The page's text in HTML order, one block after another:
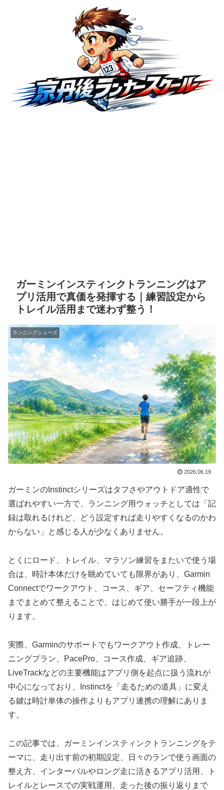
ガーミンインスティンクトランニングはア
プリ活用で真価を発揮する｜練習設定から
トレイル活用まで迷わず整う！
ランニングシューズ
2026.06.19
ガーミンのInstinctシリーズはタフさやアウトドア適性で
選ばれやすい一方で、ランニング用ウォッチとしては「記
録は取れるけれど、どう設定すれば走りやすくなるのかわ
からない」と感じる人が少なくありません。
とくにロード、トレイル、マラソン練習をまたいで使う場
合は、時計本体だけを眺めていても限界があり、Garmin
Connectでワークアウト、コース、ギア、セーフティ機能
までまとめて整えることで、はじめて使い勝手が一段上が
ります。
実際、Garminのサポートでもワークアウト作成、トレー
ニングプラン、PacePro、コース作成、ギア追跡、
LiveTrackなどの主要機能はアプリ側を起点に扱う流れが
中心になっており、Instinctを「走るための道具」に変え
る鍵は時計単体の操作よりもアプリ連携の理解にありま
す。
この記事では、ガーミンインスティンクトランニングをテ
ーマに、走り出す前の初期設定、日々のランで使う画面の
整え方、インターバルやロング走に活きるアプリ活用、ト
レイルとレースでの実戦運用、走った後の振り返りまで